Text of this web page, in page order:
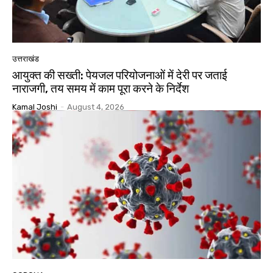
उत्तराखंड
आयुक्त की सख्ती: पेयजल परियोजनाओं में देरी पर जताई
नाराजगी, तय समय में काम पूरा करने के निर्देश
Kamal Joshi - August 4, 2026